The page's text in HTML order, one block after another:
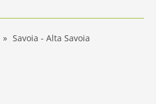
Savoia - Alta Savoia